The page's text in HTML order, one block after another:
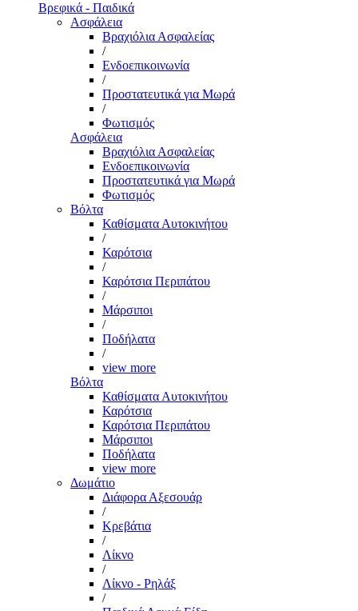
Βρεφικά - Παιδικά
Ασφάλεια
Βραχιόλια Ασφαλείας
/
Ενδοεπικοινωνία
/
Προστατευτικά για Μωρά
/
Φωτισμός
Ασφάλεια
Βραχιόλια Ασφαλείας
Ενδοεπικοινωνία
Προστατευτικά για Μωρά
Φωτισμός
Βόλτα
Καθίσματα Αυτοκινήτου
/
Καρότσια
/
Καρότσια Περιπάτου
/
Μάρσιποι
/
Ποδήλατα
/
view more
Βόλτα
Καθίσματα Αυτοκινήτου
Καρότσια
Καρότσια Περιπάτου
Μάρσιποι
Ποδήλατα
view more
Δωμάτιο
Διάφορα Αξεσουάρ
/
Κρεβάτια
/
Λίκνο
/
Λίκνο - Ρηλάξ
/